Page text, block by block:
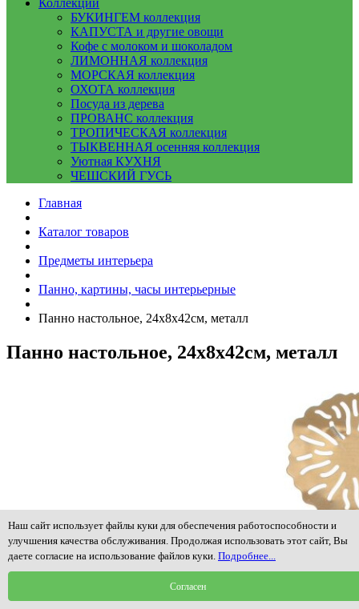
Коллекции
БУКИНГЕМ коллекция
КАПУСТА и другие овощи
Кофе с молоком и шоколадом
ЛИМОННАЯ коллекция
МОРСКАЯ коллекция
ОХОТА коллекция
Посуда из дерева
ПРОВАНС коллекция
ТРОПИЧЕСКАЯ коллекция
ТЫКВЕННАЯ осенняя коллекция
Уютная КУХНЯ
ЧЕШСКИЙ ГУСЬ
Главная
Каталог товаров
Предметы интерьера
Панно, картины, часы интерьерные
Панно настольное, 24х8х42см, металл
Панно настольное, 24х8х42см, металл
Наш сайт использует файлы куки для обеспечения работоспособности и
улучшения качества обслуживания. Продолжая использовать этот сайт, Вы
даете согласие на использование файлов куки. Подробнее...
Согласен